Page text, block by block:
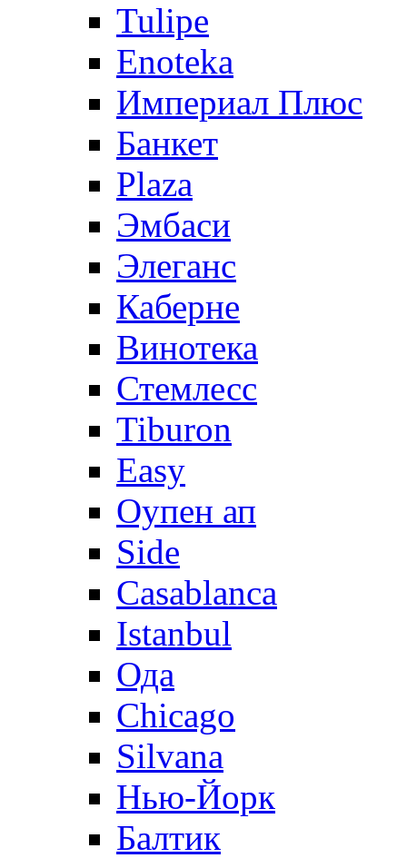
Tulipe
Enoteka
Империал Плюс
Банкет
Plaza
Эмбаси
Элеганс
Каберне
Винотека
Стемлесс
Tiburon
Easy
Оупен ап
Side
Casablanca
Istanbul
Ода
Chicago
Silvana
Нью-Йорк
Балтик